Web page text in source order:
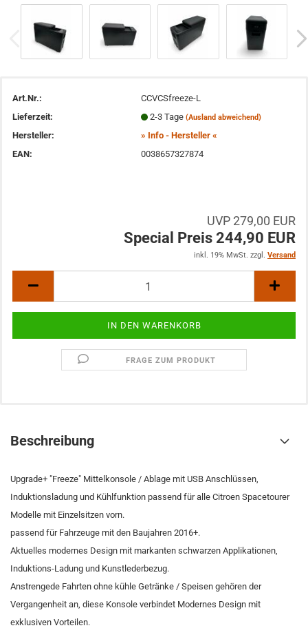
Art.Nr.:
CCVCSfreeze-L
Lieferzeit:
2-3 Tage (Ausland abweichend)
Hersteller:
» Info - Hersteller «
EAN:
0038657327874
UVP 279,00 EUR
Special Preis 244,90 EUR
inkl. 19% MwSt. zzgl. Versand
FRAGE ZUM PRODUKT
Beschreibung
Upgrade+ "Freeze" Mittelkonsole / Ablage mit USB Anschlüssen,
Induktionsladung und Kühlfunktion passend für alle Citroen Spacetourer
Modelle mit Einzelsitzen vorn.
passend für Fahrzeuge mit den Baujahren 2016+.
Aktuelles modernes Design mit markanten schwarzen Applikationen,
Induktions-Ladung und Kunstlederbezug.
Anstrengede Fahrten ohne kühle Getränke / Speisen gehören der
Vergangenheit an, diese Konsole verbindet Modernes Design mit
exklusiven Vorteilen.